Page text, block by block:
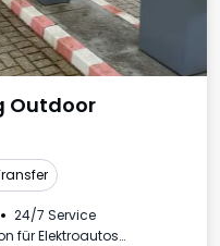
Outdoor
24/7 Service
für Elektroautos